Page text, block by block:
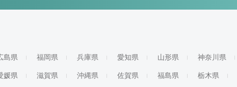
島県 福岡県 兵庫県 愛知県 山形県 神奈川県
媛県 滋賀県 沖縄県 佐賀県 福島県 栃木県